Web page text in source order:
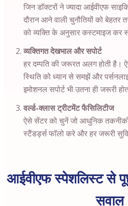
जिन डॉक्टरों ने ज्यादा आईवीएफ
दौरान आने वाली चुनौतियों को
को व्यक्ति के अनुसार कस्टमाइज कर
व्यक्तिगत देखभाल और सपोर्ट
हर दम्पति की जरूरत अलग होती है।
स्थिति को ध्यान से समझें और
इमोशनल सपोर्ट भी उतना ही जरूरी
वर्ल्ड-क्लास ट्रीटमेंट फैसिलिटीज
ऐसे सेंटर को चुनें जो आधुनिक तकनीकों
स्टैंडर्ड्स फॉलो करे और हर जरूरी
आईवीएफ स्पेशलिस्ट से
सवाल